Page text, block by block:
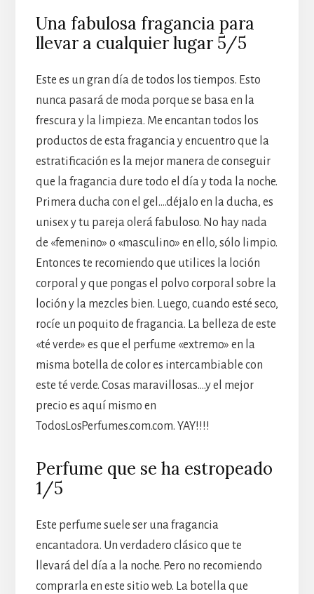
Una fabulosa fragancia para
llevar a cualquier lugar 5/5
Este es un gran día de todos los tiempos. Esto
nunca pasará de moda porque se basa en la
frescura y la limpieza. Me encantan todos los
productos de esta fragancia y encuentro que la
estratificación es la mejor manera de conseguir
que la fragancia dure todo el día y toda la noche.
Primera ducha con el gel….déjalo en la ducha, es
unisex y tu pareja olerá fabuloso. No hay nada
de «femenino» o «masculino» en ello, sólo limpio.
Entonces te recomiendo que utilices la loción
corporal y que pongas el polvo corporal sobre la
loción y la mezcles bien. Luego, cuando esté seco,
rocíe un poquito de fragancia. La belleza de este
«té verde» es que el perfume «extremo» en la
misma botella de color es intercambiable con
este té verde. Cosas maravillosas….y el mejor
precio es aquí mismo en
TodosLosPerfumes.com.com. YAY!!!!
Perfume que se ha estropeado
1/5
Este perfume suele ser una fragancia
encantadora. Un verdadero clásico que te
llevará del día a la noche. Pero no recomiendo
comprarla en este sitio web. La botella que